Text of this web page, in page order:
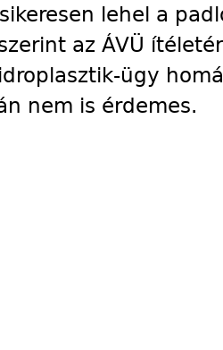
lehel a
az ÁVÜ
ügy
nem is érdemes.